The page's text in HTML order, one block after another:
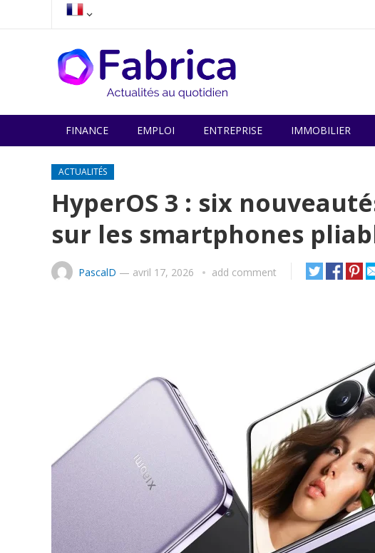
FINANCE EMPLOI ENTREPRISE IMMOBILIER
ACTUALITÉS
HyperOS 3 : six
sur les smartphones
PascalD — avril 17, 2026 add comment